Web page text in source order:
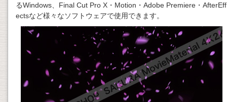
るWindows、Final Cut Pro X・Motion・Adobe Premiere・AfterEff
ectsなど様々なソフトウェアで使用できます。